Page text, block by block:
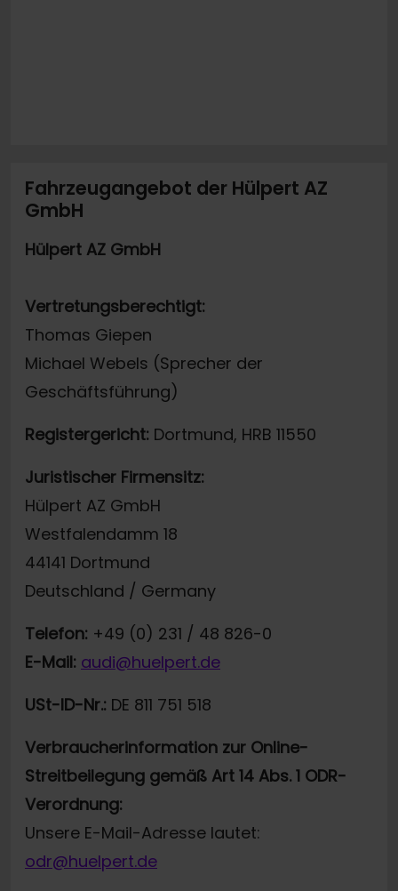
Fahrzeugangebot der Hülpert AZ
GmbH
Hülpert AZ GmbH
Vertretungsberechtigt:
Thomas Giepen
Michael Webels (Sprecher der
Geschäftsführung)
Registergericht: Dortmund, HRB 11550
Juristischer Firmensitz:
Hülpert AZ GmbH
Westfalendamm 18
44141 Dortmund
Deutschland / Germany
Telefon: +49 (0) 231 / 48 826-0
E-Mail: audi@huelpert.de
USt-ID-Nr.: DE 811 751 518
Verbraucherinformation zur Online-
Streitbeilegung gemäß Art 14 Abs. 1 ODR-
Verordnung:
Unsere E-Mail-Adresse lautet:
odr@huelpert.de